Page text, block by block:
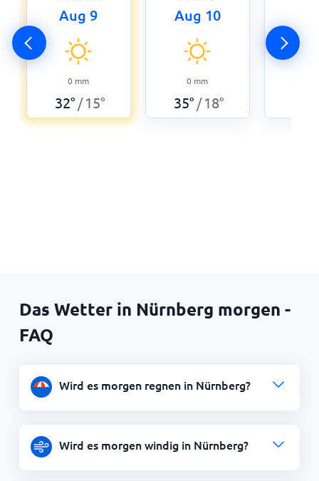
Aug 9
0 mm
32° /15°
Aug 10
0 mm
35° /18°
Das Wetter in Nürnberg morgen -
FAQ
Wird es morgen regnen in Nürnberg?
Wird es morgen windig in Nürnberg?